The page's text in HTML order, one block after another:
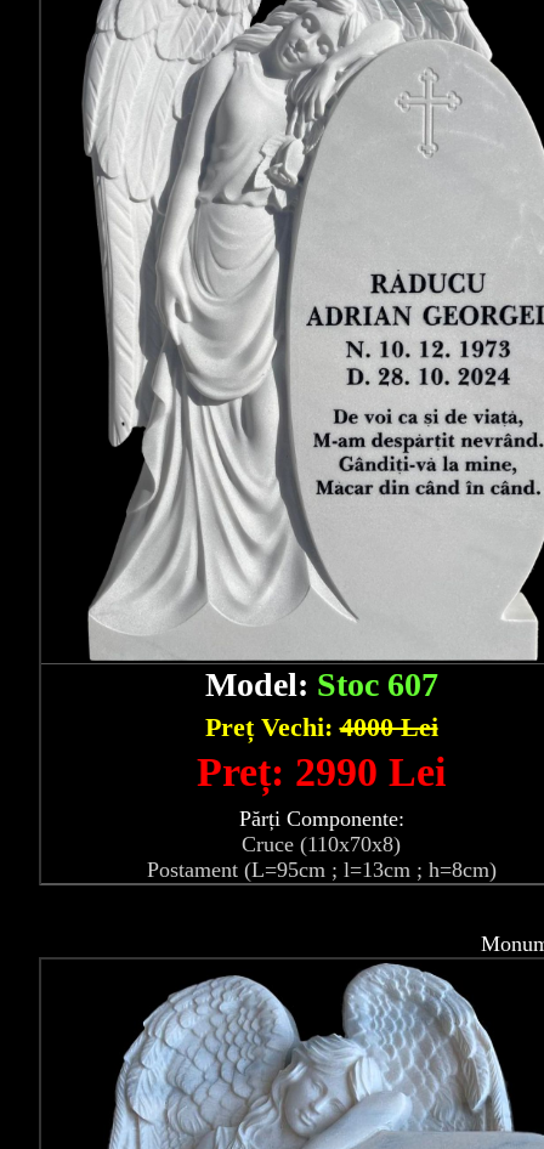
Model: Stoc 607
Preț Vechi:4000 Lei
Preț: 2990 Lei
Părți Componente:
Cruce (110x70x8)
Postament (L=95cm ; l=13cm ; h=8cm)